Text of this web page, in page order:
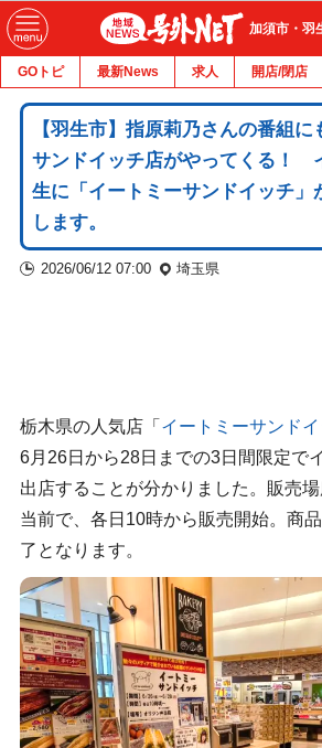
加須市・羽
GOトピ 最新News 求人 開店/閉店
【羽生市】指原莉乃さんの番組
サンドイッチ店がやってくる！
生に「イートミーサンドイッチ」
します。
2026/06/12 07:00 埼玉県
栃木県の人気店「 イートミーサンド
6月26日から28日までの3日間限定で
出店することが分かりました。販売
当前で、各日10時から販売開始。商
了となります。